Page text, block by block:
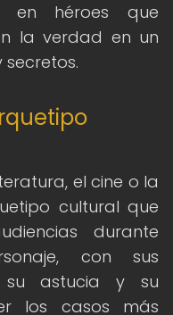
en héroes que
la verdad en un
el cine o la
cultural que
durante
con sus
su astucia y su
los casos más